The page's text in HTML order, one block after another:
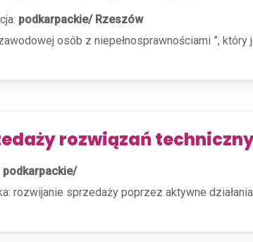
podkarpackie/ Rzeszów
osób z niepełnosprawnościami ”,
rozwiązań
podkarpackie/
rozwijanie sprzedaży poprzez aktywne